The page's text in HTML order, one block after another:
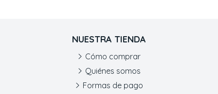
NUESTRA TIENDA
Cómo comprar
Quiénes somos
Formas de pago